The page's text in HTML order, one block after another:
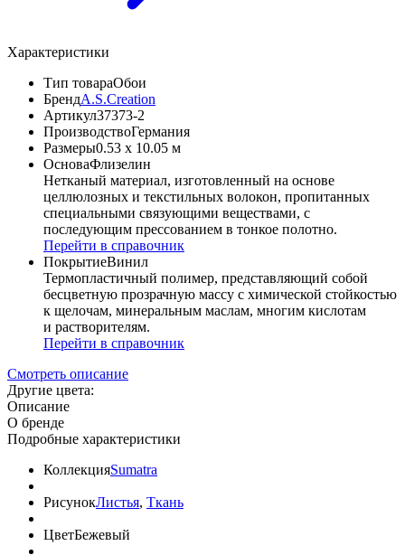
Характеристики
Тип товараОбои
БрендA.S.Creation
Артикул37373-2
ПроизводствоГермания
Размеры0.53 x 10.05 м
ОсноваФлизелин
Нетканый материал, изготовленный на основе
целлюлозных и текстильных волокон, пропитанных
специальными связующими веществами, с
последующим прессованием в тонкое полотно.
Перейти в справочник
ПокрытиеВинил
Термопластичный полимер, представляющий собой
бесцветную прозрачную массу с химической стойкостью
к щелочам, минеральным маслам, многим кислотам
и растворителям.
Перейти в справочник
Смотреть описание
Другие цвета:
Описание
О бренде
Подробные характеристики
КоллекцияSumatra
РисунокЛистья, Ткань
ЦветБежевый